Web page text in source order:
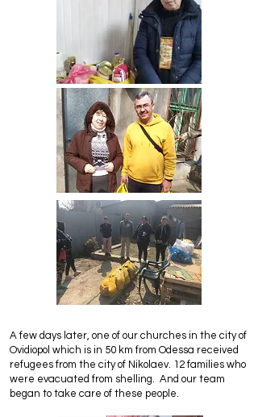
A few days later, one of our churches in the city of
Ovidiopol which is in 50 km from Odessa received
refugees from the city of Nikolaev. 12 families who
were evacuated from shelling. And our team
began to take care of these people.